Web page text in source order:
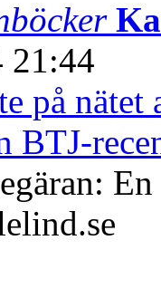
21:44
på nätet
BTJ-